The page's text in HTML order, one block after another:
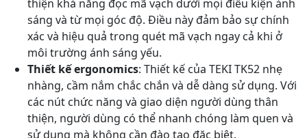
thiện khả năng đọc mã vạch dưới mọi điều kiện ánh
sáng và từ mọi góc độ. Điều này đảm bảo sự chính
xác và hiệu quả trong quét mã vạch ngay cả khi ở
môi trường ánh sáng yếu.
Thiết kế ergonomics: Thiết kế của TEKI TK52 nhẹ
nhàng, cầm nắm chắc chắn và dễ dàng sử dụng. Với
các nút chức năng và giao diện người dùng thân
thiện, người dùng có thể nhanh chóng làm quen và
sử dụng mà không cần đào tạo đặc biệt.